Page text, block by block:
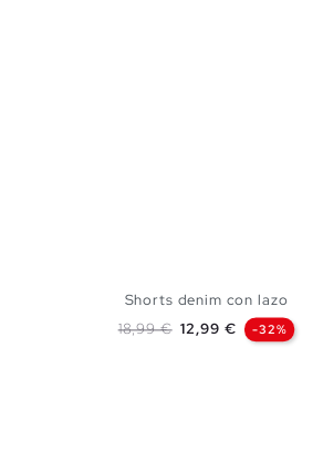
Shorts denim con lazo
Precio base
18,99 € Precio
12,99 € -32%